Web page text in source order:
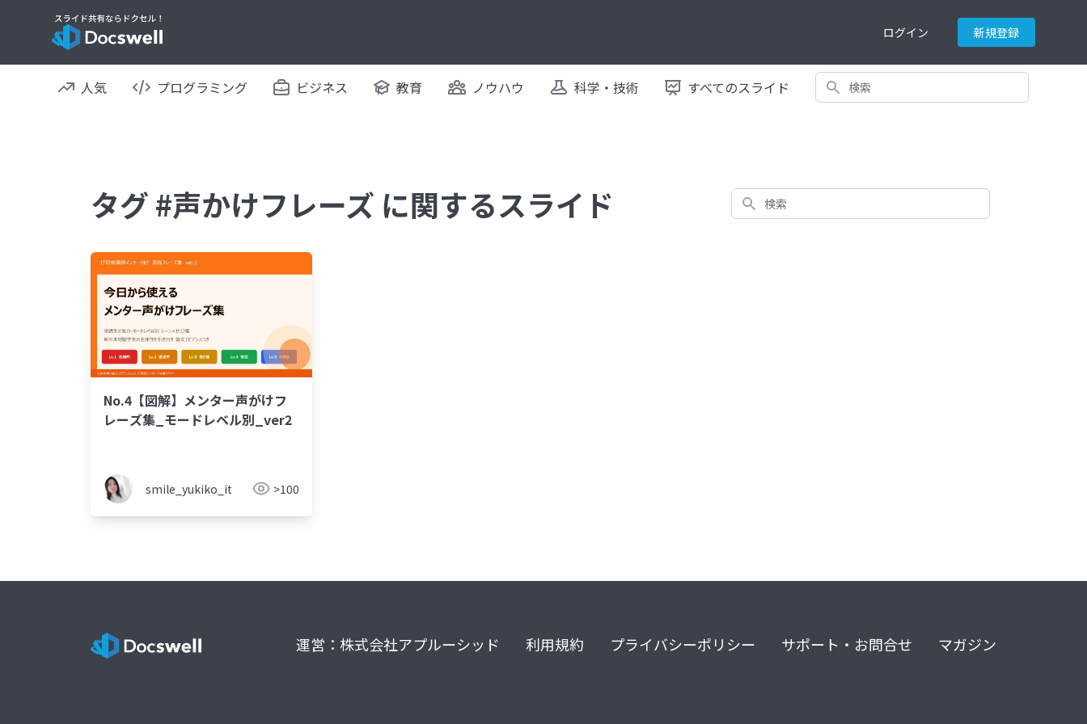
ログイン 新規登録
人気 プログラミング ビジネス 教育 ノウハウ 科学・技術 すべてのスライド 検索
タグ #声かけフレーズ に関するスライド 検索
No.4【図解】メンター声がけフ
レーズ集_モードレベル別_ver2
smile_yukiko_it >100
運営：株式会社アプルーシッド 利用規約 プライバシーポリシー サポート・お問合せ マガジン